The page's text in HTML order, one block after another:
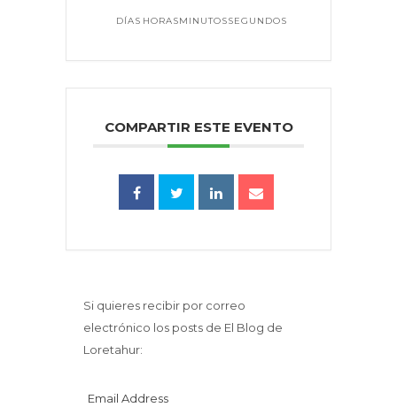
DÍAS HORASMINUTOSSEGUNDO
COMPARTIR ESTE EVENTO
Si quieres recibir por correo
electrónico los posts de El Blog de
Loretahur:
Email Address